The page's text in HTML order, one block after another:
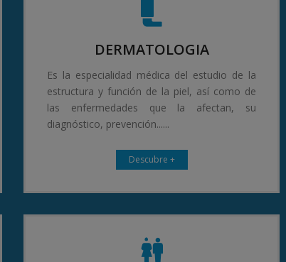
DERMATOLOGIA
Es la especialidad médica del estudio de la
estructura y función de la piel, así como de
las enfermedades que la afectan, su
diagnóstico, prevención......
Descubre +